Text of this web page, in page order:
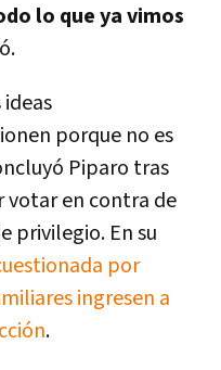
lo que ya vimos
porque no es
Piparo tras
votar en contra de
privilegio. En su
por
ingresen a
.